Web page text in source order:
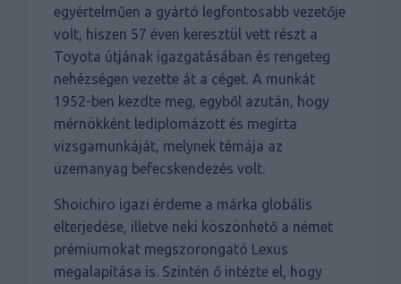
egyértelműen a gyártó legfontosabb vezetője
volt, hiszen 57 éven keresztül vett részt a
Toyota útjának igazgatásában és rengeteg
nehézségen vezette át a céget. A munkát
1952-ben kezdte meg, egyből azután, hogy
mérnökként lediplomázott és megírta
vizsgamunkáját, melynek témája az
üzemanyag befecskendezés volt.
Shoichiro igazi érdeme a márka globális
elterjedése, illetve neki köszönhető a német
prémiumokat megszorongató Lexus
megalapítása is. Szintén ő intézte el, hogy